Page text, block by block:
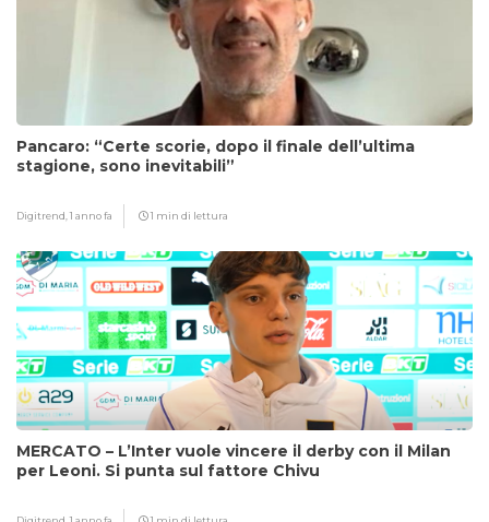
Pancaro: “Certe scorie, dopo il finale dell’ultima
stagione, sono inevitabili”
Digitrend,1 anno fa 1 min di lettura
MERCATO – L’Inter vuole vincere il derby con il Milan
per Leoni. Si punta sul fattore Chivu